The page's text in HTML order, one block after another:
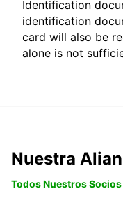
Identification
identification
card will also be
alone is not
Nuestra
Todos Nuestros Socios